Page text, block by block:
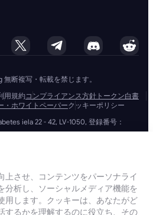
断複写・転載を禁じます。
用規約 コンプライアンス方針 トークン白書
・ホワイトペーパークッキーポリシー
iela 22 - 42, LV-1050, 登録番号：
会社番号: 2110978
Road Town, Tortola, British Virgin
LimitedおよびSIA GoMining Latviaと
関連法令や規制を完全に遵守して運営し
ロ資金供与、拡散資金供与への対策に全
高水準の基準を維持し、マネーロンダリ
上させ、コンテンツをパーソナライ
分析し、ソーシャルメディア機能を
用します。クッキーは、あなたがど
するかを理解するのに役立ち、その